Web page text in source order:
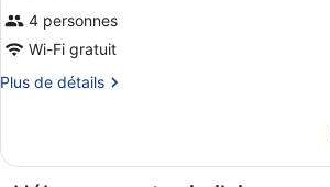
4 personnes
Wi-Fi gratuit
Plus de détails
Plus
le